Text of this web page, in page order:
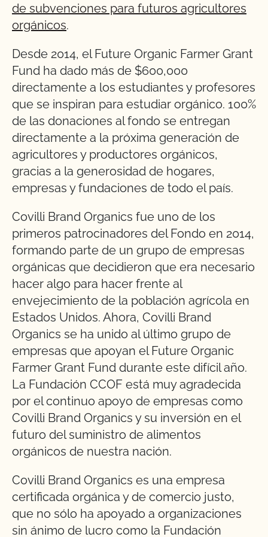
de subvenciones para futuros agricultores
orgánicos.
Desde 2014, el Future Organic Farmer Grant
Fund ha dado más de $600,000
directamente a los estudiantes y profesores
que se inspiran para estudiar orgánico. 100%
de las donaciones al fondo se entregan
directamente a la próxima generación de
agricultores y productores orgánicos,
gracias a la generosidad de hogares,
empresas y fundaciones de todo el país.
Covilli Brand Organics fue uno de los
primeros patrocinadores del Fondo en 2014,
formando parte de un grupo de empresas
orgánicas que decidieron que era necesario
hacer algo para hacer frente al
envejecimiento de la población agrícola en
Estados Unidos. Ahora, Covilli Brand
Organics se ha unido al último grupo de
empresas que apoyan el Future Organic
Farmer Grant Fund durante este difícil año.
La Fundación CCOF está muy agradecida
por el continuo apoyo de empresas como
Covilli Brand Organics y su inversión en el
futuro del suministro de alimentos
orgánicos de nuestra nación.
Covilli Brand Organics es una empresa
certificada orgánica y de comercio justo,
que no sólo ha apoyado a organizaciones
sin ánimo de lucro como la Fundación